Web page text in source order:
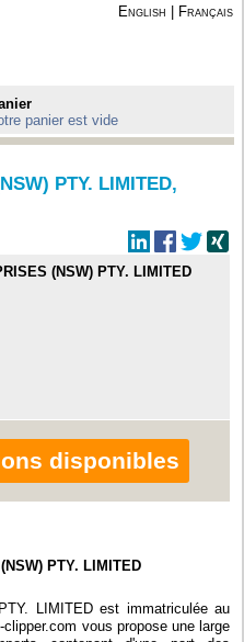
English Français
panier est vide
PTY. LIMITED,
(NSW) PTY. LIMITED
disponibles
PTY. LIMITED
LIMITED est immatriculée au
vous propose une large